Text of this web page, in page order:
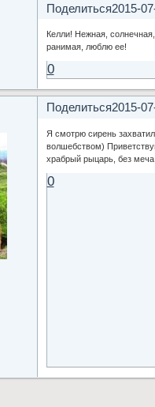
Поделиться2015-
Келли! Нежная,
ранимая, люблю ее!
0
Поделиться2015-
Я смотрю сирень
волшебством)
храбрый рыцарь, без
0